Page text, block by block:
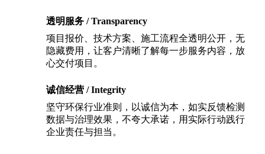
透明服务 / Transparency
项目报价、技术方案、施工流程全透明公开，无
隐藏费用，让客户清晰了解每一步服务内容，放
心交付项目。
诚信经营 / Integrity
坚守环保行业准则，以诚信为本，如实反馈检测
数据与治理效果，不夸大承诺，用实际行动践行
企业责任与担当。